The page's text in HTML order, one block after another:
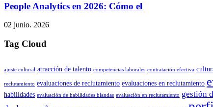
People Analytics en 2026: Cómo el
02 junio. 2026
Tag Cloud
ajuste cultural atracción de talento competencias laborales contratación efectiva
reclutamiento evaluaciones de reclutamiento evaluaciones en reclutamiento
habilidades evaluación de habilidades blandas evaluación en reclutamiento gestión